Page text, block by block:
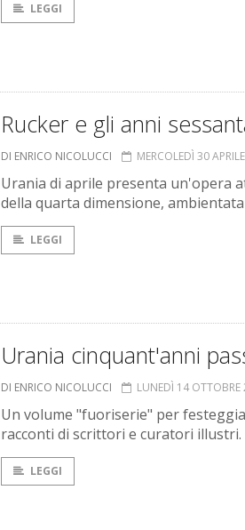
LEGGI
Rucker e gli anni
DI ENRICO NICOLUCCI MERCOLEDÌ 30
Urania di aprile presenta un'opera
della quarta dimensione,
LEGGI
Urania cinquant'anni
DI ENRICO NICOLUCCI LUNEDÌ 14 OTTOBRE
Un volume "fuoriserie" per
racconti di scrittori e curatori illustri.
LEGGI